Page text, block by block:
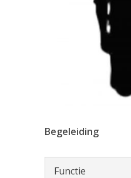
Begeleiding
Functie